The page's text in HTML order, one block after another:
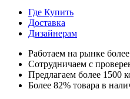
Где Купить
Доставка
Дизайнерам
Работаем на рынке
Сотрудничаем с
Предлагаем более 1500
Более 82% товара в